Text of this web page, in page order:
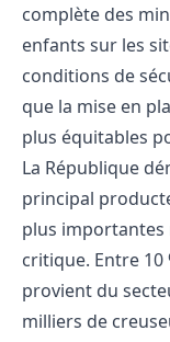
complète des
enfants sur les
conditions de
que la mise en
plus équitables
La République
principal
plus importantes
critique. Entre
provient du
milliers de